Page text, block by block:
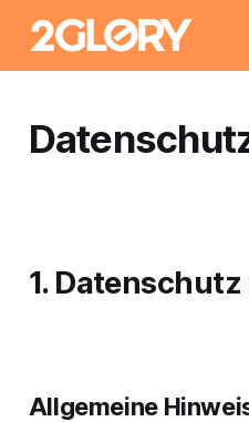
1.
Allgemeine